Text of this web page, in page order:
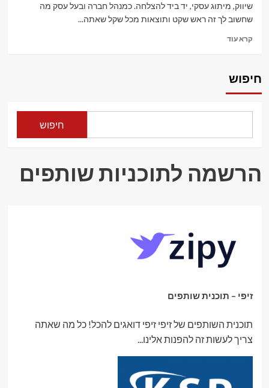
שיווק, מיתוג עסקי, יד ביד להצלחה. כמנהל חברה ובעל עסק מה
שחשוב לך זה ראש שקט ותוצאות מכל שקל שאתה...
קרא עודRead
נכון
חיפוש
חיפוש
הרשמה לתוכניות שותפים
זיפי – תוכנית שותפים
תוכנית השותפים של זיפי זיפי דואגים להכל! כל מה שאתה
צריך לעשות זה להפנות אלינו...